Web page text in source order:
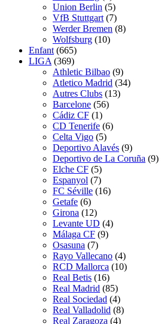
Union Berlin (5)
VfB Stuttgart (7)
Werder Bremen (8)
Wolfsburg (10)
Enfant (665)
LIGA (369)
Athletic Bilbao (9)
Atletico Madrid (34)
Autres Clubs (13)
Barcelone (56)
Cádiz CF (1)
CD Tenerife (6)
Celta Vigo (5)
Deportivo Alavés (9)
Deportivo de La Coruña (9)
Elche CF (5)
Espanyol (7)
FC Séville (16)
Getafe (6)
Girona (12)
Levante UD (4)
Málaga CF (9)
Osasuna (7)
Rayo Vallecano (4)
RCD Mallorca (10)
Real Betis (16)
Real Madrid (85)
Real Sociedad (4)
Real Valladolid (8)
Real Zaragoza (4)